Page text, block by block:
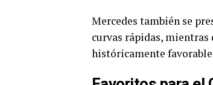
Mercedes también se
curvas rápidas,
históricamente